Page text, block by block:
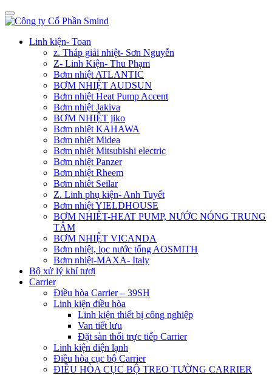
Linh kiện- Toan
z. Tháp giải nhiệt- Sơn Nguyễn
Z- Linh Kiện- Thu Phạm
Bơm nhiệt ATLANTIC
BƠM NHIỆT AUDSUN
Bơm nhiệt Heat Pump Accent
Bơm nhiệt Jakiva
BƠM NHIỆT jiko
Bơm nhiệt KAHAWA
Bơm nhiệt Midea
Bơm nhiệt Mitsubishi electric
Bơm nhiệt Panzer
Bơm nhiệt Rheem
Bơm nhiêt Seilar
Z. Linh phụ kiện- Anh Tuyết
Bơm nhiệt YIELDHOUSE
BƠM NHIÊT-HEAT PUMP, NƯỚC NÓNG TRUNG
TÂM
BƠM NHIỆT VICANDA
Bơm nhiệt, lọc nước tổng AOSMITH
Bơm nhiệt-MAXA- Italy
Bộ xử lý khí tươi
Carrier
Điều hòa Carrier – 39SH
Linh kiện điều hòa
Linh kiện thiết bị công nghiệp
Van tiết lưu
Đặt sàn thổi trực tiếp Carrier
Linh kiện điện lạnh
Điều hòa cục bộ Carrier
ĐIỀU HÒA CỤC BỘ TREO TƯỜNG CARRIER